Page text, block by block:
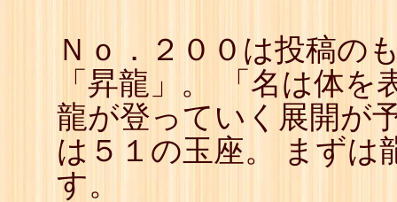
35☗
36☖
37☗
38☖
39☗
詰
Ｎｏ．２００は投稿の
「昇龍」。 「名は体
龍が登っていく展開が
は５１の玉座。 まずは
す。